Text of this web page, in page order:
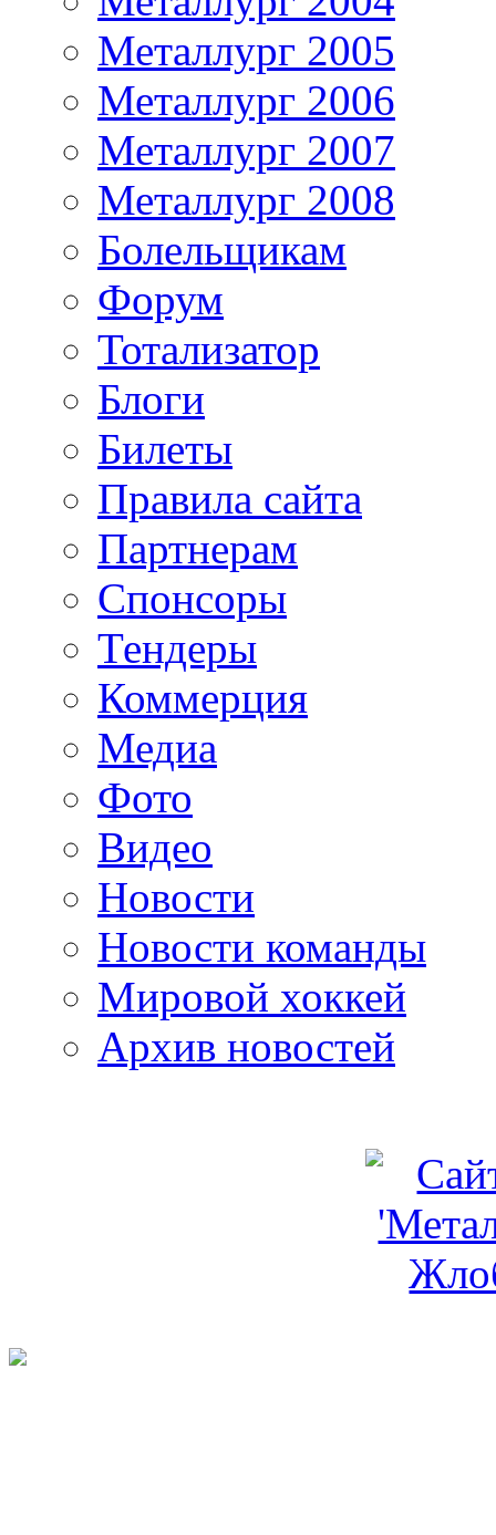
Металлург 2005
Металлург 2006
Металлург 2007
Металлург 2008
Болельщикам
Форум
Тотализатор
Блоги
Билеты
Правила сайта
Партнерам
Спонсоры
Тендеры
Коммерция
Медиа
Фото
Видео
Новости
Новости команды
Мировой хоккей
Архив новостей